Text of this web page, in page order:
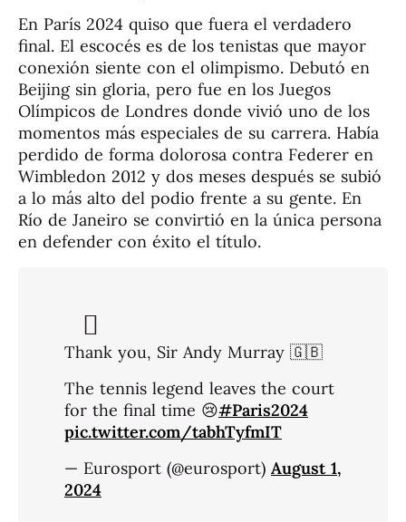
En París 2024 quiso que fuera el verdadero
final. El escocés es de los tenistas que mayor
conexión siente con el olimpismo. Debutó en
Beijing sin gloria, pero fue en los Juegos
Olímpicos de Londres donde vivió uno de los
momentos más especiales de su carrera. Había
perdido de forma dolorosa contra Federer en
Wimbledon 2012 y dos meses después se subió
a lo más alto del podio frente a su gente. En
Río de Janeiro se convirtió en la única persona
en defender con éxito el título.
Thank you, Sir Andy Murray 🇬🇧
The tennis legend leaves the court
for the final time 😢#Paris2024
pic.twitter.com/tabhTyfmIT
— Eurosport (@eurosport) August 1,
2024